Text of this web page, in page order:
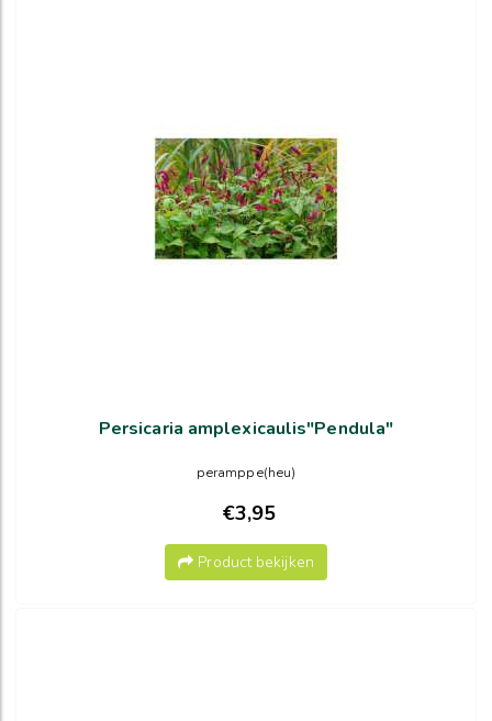
Persicaria amplexicaulis"Pendula"
peramppe(heu)
€3,95
Product bekijken